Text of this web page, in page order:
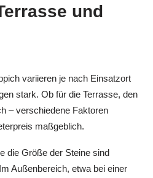
und
variieren je nach Einsatzort
stark. Ob für die Terrasse, den
– verschiedene Faktoren
maßgeblich.
die Größe der Steine sind
Außenbereich, etwa bei einer